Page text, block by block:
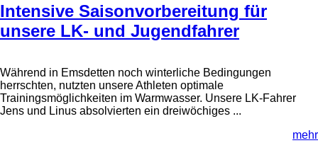
Intensive Saisonvorbereitung für
unsere LK- und Jugendfahrer
Während in Emsdetten noch winterliche Bedingungen
herrschten, nutzten unsere Athleten optimale
Trainingsmöglichkeiten im Warmwasser. Unsere LK-Fahrer
Jens und Linus absolvierten ein dreiwöchiges ...
mehr